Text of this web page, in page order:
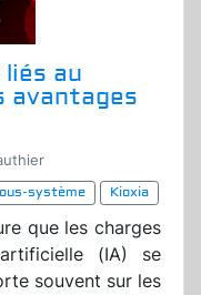
au
avantages
système
Kioxia
que les charges
(IA) se
souvent sur les